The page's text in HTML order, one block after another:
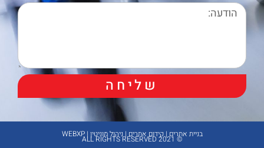
שליחה
בניית אתרים | קידום אתרים | ניהול מוניטין | WEBXP
© 2021 ALL RIGHTS RESERVED​